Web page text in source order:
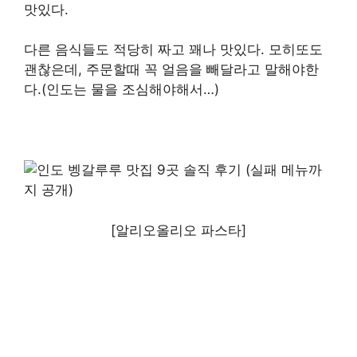
맛있다.
다른 음식들도 적당히 짜고 꽤나 맛있다. 모히또도
괜찮은데, 주문할때 꼭 얼음을 빼달라고 말해야한
다.(인도는 물을 조심해야해서…)
[알리오올리오 파스타]